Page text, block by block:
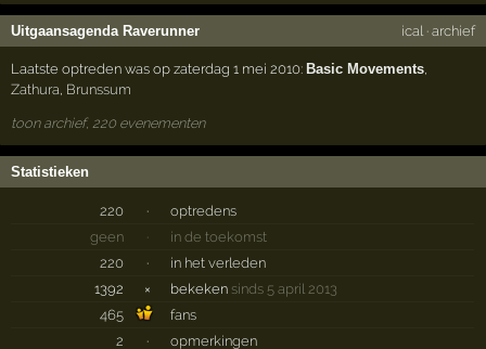
Uitgaansagenda Raverunner ical· archief
Laatste optreden was op zaterdag 1 mei 2010:Basic Movements
Zathura Brunssum
toon archief, 220 evenementen
Statistieken
220 ·
optredens
geen
·
in de toekomst
220
·
in het verleden
1392
× bekeken sinds 5 april 2013
465
fans
2
·
opmerkingen